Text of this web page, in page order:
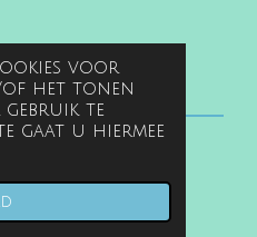
voor
of het tonen
gebruik te
gaat u hiermee